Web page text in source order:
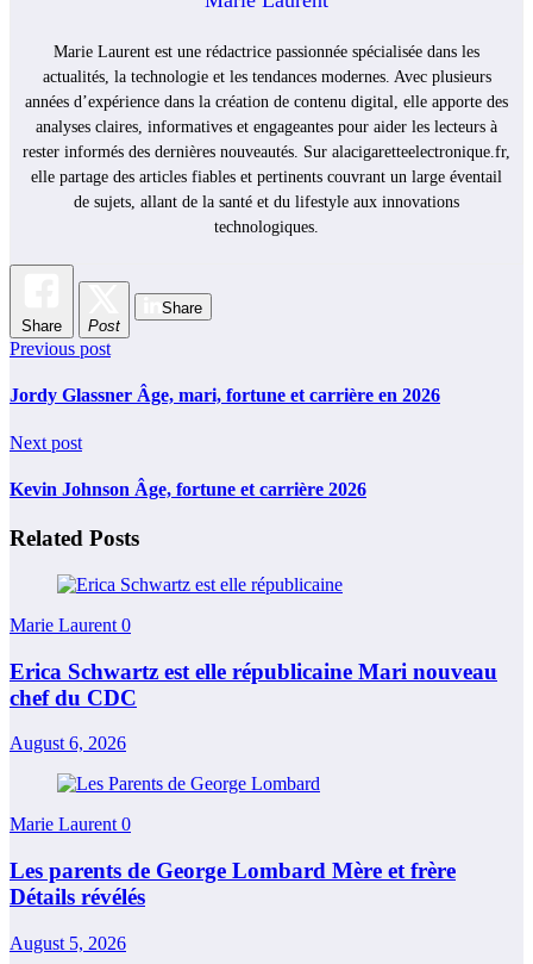
Marie Laurent est une rédactrice passionnée spécialisée dans les
actualités, la technologie et les tendances modernes. Avec plusieurs
années d’expérience dans la création de contenu digital, elle apporte des
analyses claires, informatives et engageantes pour aider les lecteurs à
rester informés des dernières nouveautés. Sur alacigaretteelectronique.fr,
elle partage des articles fiables et pertinents couvrant un large éventail
de sujets, allant de la santé et du lifestyle aux innovations
technologiques.
Share Post
Share
Previous post
Jordy Glassner Âge, mari, fortune et carrière en 2026
Next post
Kevin Johnson Âge, fortune et carrière 2026
Related Posts
Marie Laurent 0
Erica Schwartz est elle républicaine Mari nouveau
chef du CDC
August 6, 2026
Marie Laurent 0
Les parents de George Lombard Mère et frère
Détails révélés
August 5, 2026